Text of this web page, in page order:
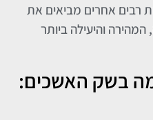
רבים אחרים מביאים את
והיעילה ביותר
בשק האשכים: